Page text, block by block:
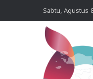
Sabtu, Agustus